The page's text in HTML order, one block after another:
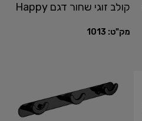
קולב זוגי שחור דגם Happy
מק"ט: 1013